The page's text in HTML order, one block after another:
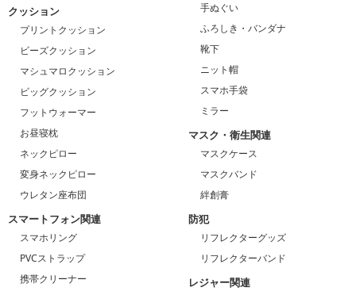
クッション
プリントクッション
ビーズクッション
マシュマロクッション
ビッグクッション
フットウォーマー
お昼寝枕
ネックピロー
変身ネックピロー
ウレタン座布団
スマートフォン関連
スマホリング
PVCストラップ
携帯クリーナー
手ぬぐい
ふろしき・バンダナ
靴下
ニット帽
スマホ手袋
ミラー
マスク・衛生関連
マスクケース
マスクバンド
絆創膏
防犯
リフレクターグッズ
リフレクターバンド
レジャー関連